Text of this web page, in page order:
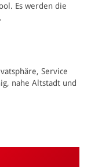
Es werden die
Service
nahe Altstadt und